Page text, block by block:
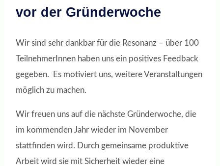
vor der Gründerwoche
Wir sind sehr dankbar für die Resonanz – über 100
TeilnehmerInnen haben uns ein positives Feedback
gegeben. Es motiviert uns, weitere Veranstaltungen
möglich zu machen.
Wir freuen uns auf die nächste Gründerwoche, die
im kommenden Jahr wieder im November
stattfinden wird. Durch gemeinsame produktive
Arbeit wird sie mit Sicherheit wieder eine